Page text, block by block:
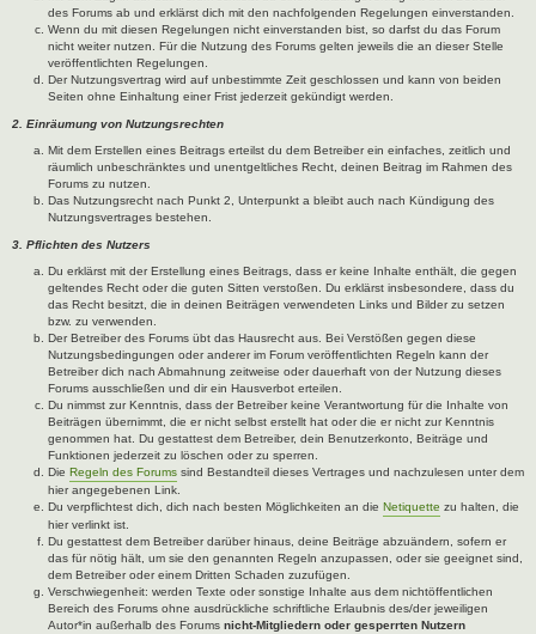
des Forums ab und erklärst dich mit den nachfolgenden Regelungen einverstanden.
Wenn du mit diesen Regelungen nicht einverstanden bist, so darfst du das Forum
nicht weiter nutzen. Für die Nutzung des Forums gelten jeweils die an dieser Stelle
veröffentlichten Regelungen.
Der Nutzungsvertrag wird auf unbestimmte Zeit geschlossen und kann von beiden
Seiten ohne Einhaltung einer Frist jederzeit gekündigt werden.
2. Einräumung von Nutzungsrechten
Mit dem Erstellen eines Beitrags erteilst du dem Betreiber ein einfaches, zeitlich und
räumlich unbeschränktes und unentgeltliches Recht, deinen Beitrag im Rahmen des
Forums zu nutzen.
Das Nutzungsrecht nach Punkt 2, Unterpunkt a bleibt auch nach Kündigung des
Nutzungsvertrages bestehen.
3. Pflichten des Nutzers
Du erklärst mit der Erstellung eines Beitrags, dass er keine Inhalte enthält, die gegen
geltendes Recht oder die guten Sitten verstoßen. Du erklärst insbesondere, dass du
das Recht besitzt, die in deinen Beiträgen verwendeten Links und Bilder zu setzen
bzw. zu verwenden.
Der Betreiber des Forums übt das Hausrecht aus. Bei Verstößen gegen diese
Nutzungsbedingungen oder anderer im Forum veröffentlichten Regeln kann der
Betreiber dich nach Abmahnung zeitweise oder dauerhaft von der Nutzung dieses
Forums ausschließen und dir ein Hausverbot erteilen.
Du nimmst zur Kenntnis, dass der Betreiber keine Verantwortung für die Inhalte von
Beiträgen übernimmt, die er nicht selbst erstellt hat oder die er nicht zur Kenntnis
genommen hat. Du gestattest dem Betreiber, dein Benutzerkonto, Beiträge und
Funktionen jederzeit zu löschen oder zu sperren.
Die Regeln des Forums sind Bestandteil dieses Vertrages und nachzulesen unter dem
hier angegebenen Link.
Du verpflichtest dich, dich nach besten Möglichkeiten an die Netiquette zu halten, die
hier verlinkt ist.
Du gestattest dem Betreiber darüber hinaus, deine Beiträge abzuändern, sofern er
das für nötig hält, um sie den genannten Regeln anzupassen, oder sie geeignet sind,
dem Betreiber oder einem Dritten Schaden zuzufügen.
Verschwiegenheit: werden Texte oder sonstige Inhalte aus dem nichtöffentlichen
Bereich des Forums ohne ausdrückliche schriftliche Erlaubnis des/der jeweiligen
Autor*in außerhalb des Forums nicht-Mitgliedern oder gesperrten Nutzern